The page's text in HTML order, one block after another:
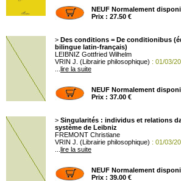
NEUF Normalement
Prix : 27.50 €
> Des conditions = De conditionibus
bilingue latin-français)
LEIBNIZ Gottfried Wilhelm
VRIN J. (Librairie philosophique) : 01/03/
lire la suite
NEUF Normalement
Prix : 37.00 €
> Singularités : individus et relations
système de Leibniz
FREMONT Christiane
VRIN J. (Librairie philosophique) : 01/03/
lire la suite
NEUF Normalement
Prix : 39.00 €